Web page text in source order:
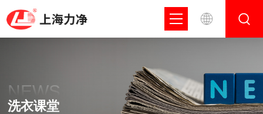
NEWS
洗衣课堂